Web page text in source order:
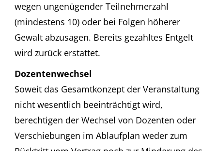
wegen ungenügender Teilnehmerzahl
(mindestens 10) oder bei Folgen höherer
Gewalt abzusagen. Bereits gezahltes Entgelt
wird zurück erstattet.
Dozentenwechsel
Soweit das Gesamtkonzept der Veranstaltung
nicht wesentlich beeinträchtigt wird,
berechtigen der Wechsel von Dozenten oder
Verschiebungen im Ablaufplan weder zum